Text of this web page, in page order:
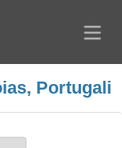
Portugali